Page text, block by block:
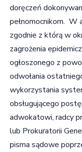
doręczeń
pełnomocnikom. W
zgodnie z którą w
zagrożenia
ogłoszonego z
odwołania
wykorzystania
obsługującego
adwokatowi, radcy
lub Prokuratorii
pisma sądowe